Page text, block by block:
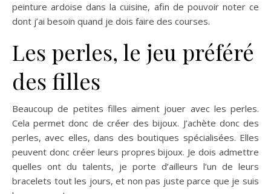
peinture ardoise dans la cuisine, afin de pouvoir noter ce
dont j’ai besoin quand je dois faire des courses.
Les perles, le jeu préféré
des filles
Beaucoup de petites filles aiment jouer avec les perles.
Cela permet donc de créer des bijoux. J’achète donc des
perles, avec elles, dans des boutiques spécialisées. Elles
peuvent donc créer leurs propres bijoux. Je dois admettre
quelles ont du talents, je porte d’ailleurs l’un de leurs
bracelets tout les jours, et non pas juste parce que je suis